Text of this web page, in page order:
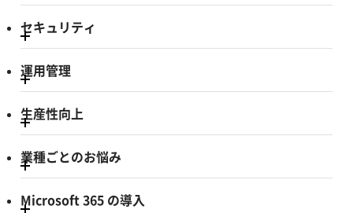
セキュリティ
運用管理
生産性向上
業種ごとのお悩み
Microsoft 365 の導入